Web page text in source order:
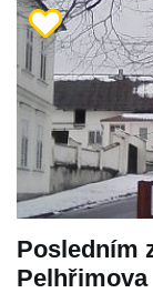
Posledním
Pelhřimova